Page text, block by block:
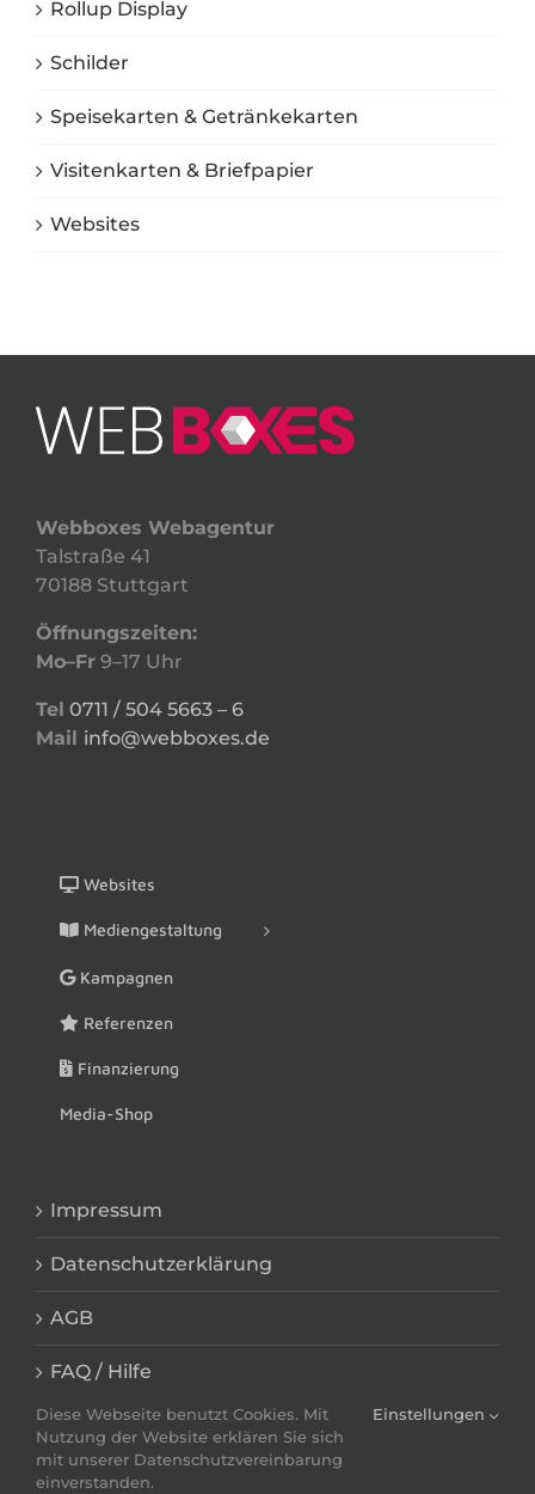
Rollup Display
Schilder
Speisekarten & Getränkekarten
Visitenkarten & Briefpapier
Websites
Webboxes Webagentur
Talstraße 41
70188 Stuttgart
Öffnungszeiten:
Mo–Fr 9–17 Uhr
Tel 0711 / 504 5663 – 6
Mail info@webboxes.de
Websites
Mediengestaltung
Kampagnen
Referenzen
Finanzierung
Media-Shop
Impressum
Datenschutzerklärung
AGB
FAQ / Hilfe
Diese Webseite benutzt Cookies. Mit
Nutzung der Website erklären Sie sich
mit unserer Datenschutzvereinbarung
einverstanden.
Einstellungen